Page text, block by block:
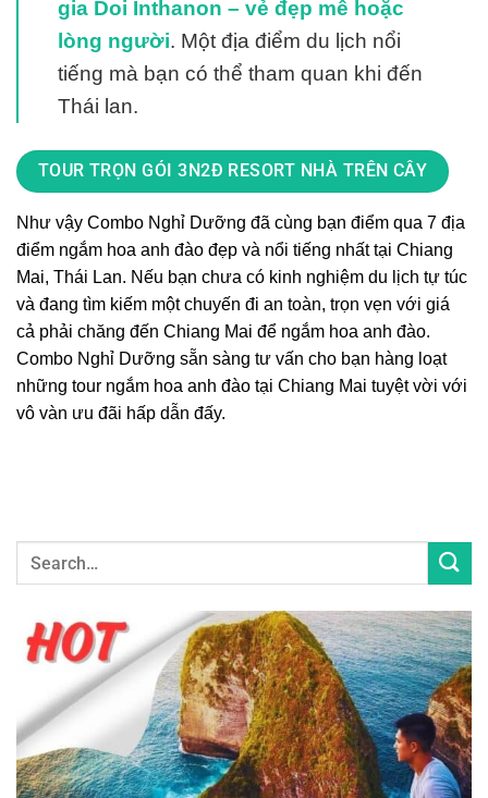
gia Doi Inthanon – vẻ đẹp mê hoặc
lòng người. Một địa điểm du lịch nổi
tiếng mà bạn có thể tham quan khi đến
Thái lan.
TOUR TRỌN GÓI 3N2Đ RESORT NHÀ TRÊN CÂY
Như vậy Combo Nghỉ Dưỡng đã cùng bạn điểm qua 7 địa
điểm ngắm hoa anh đào đẹp và nổi tiếng nhất tại Chiang
Mai, Thái Lan. Nếu bạn chưa có kinh nghiệm du lịch tự túc
và đang tìm kiếm một chuyến đi an toàn, trọn vẹn với giá
cả phải chăng đến Chiang Mai để ngắm hoa anh đào.
Combo Nghỉ Dưỡng sẵn sàng tư vấn cho bạn hàng loạt
những tour ngắm hoa anh đào tại Chiang Mai tuyệt vời với
vô vàn ưu đãi hấp dẫn đấy.